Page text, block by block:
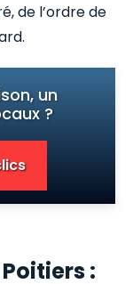
de l’ordre de
un
?
: